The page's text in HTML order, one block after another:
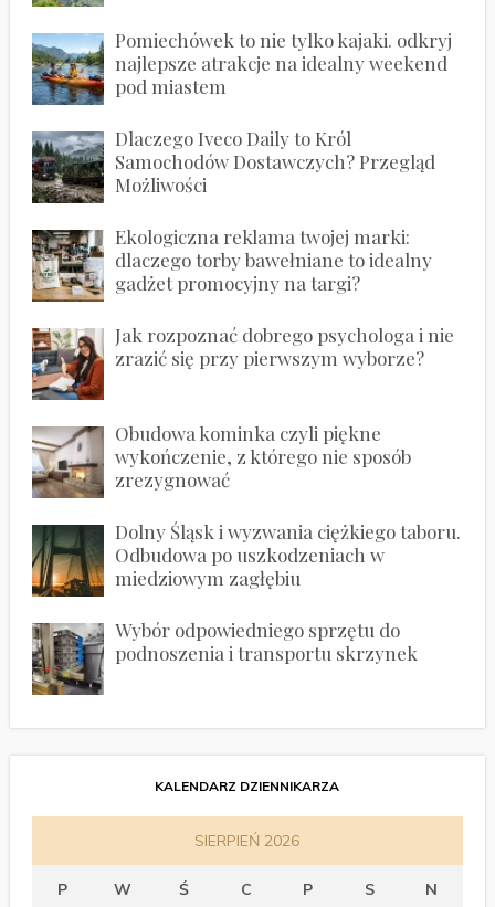
Pomiechówek to nie tylko kajaki. odkryj
najlepsze atrakcje na idealny weekend
pod miastem
Dlaczego Iveco Daily to Król
Samochodów Dostawczych? Przegląd
Możliwości
Ekologiczna reklama twojej marki:
dlaczego torby bawełniane to idealny
gadżet promocyjny na targi?
Jak rozpoznać dobrego psychologa i nie
zrazić się przy pierwszym wyborze?
Obudowa kominka czyli piękne
wykończenie, z którego nie sposób
zrezygnować
Dolny Śląsk i wyzwania ciężkiego taboru.
Odbudowa po uszkodzeniach w
miedziowym zagłębiu
Wybór odpowiedniego sprzętu do
podnoszenia i transportu skrzynek
KALENDARZ DZIENNIKARZA
SIERPIEŃ 2026
P W Ś C P S N